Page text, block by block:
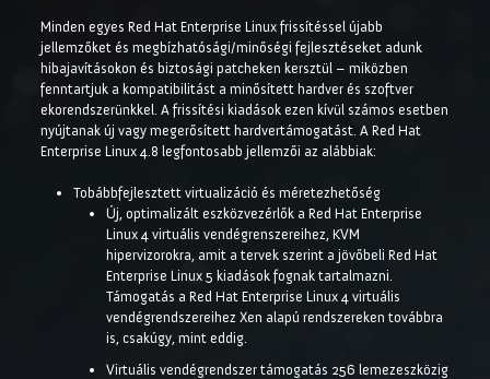
Minden egyes Red Hat Enterprise Linux frissítéssel újabb
jellemzőket és megbízhatósági/minőségi fejlesztéseket adunk
hibajavításokon és biztosági patcheken kersztül – miközben
fenntartjuk a kompatibilitást a minősített hardver és szoftver
ekorendszerünkkel. A frissítési kiadások ezen kívül számos esetben
nyújtanak új vagy megerősített hardvertámogatást. A Red Hat
Enterprise Linux 4.8 legfontosabb jellemzői az alábbiak:
Tobábbfejlesztett virtualizáció és méretezhetőség
Új, optimalizált eszközvezérlők a Red Hat Enterprise
Linux 4 virtuális vendégrenszereihez, KVM
hipervizorokra, amit a tervek szerint a jövőbeli Red Hat
Enterprise Linux 5 kiadások fognak tartalmazni.
Támogatás a Red Hat Enterprise Linux 4 virtuális
vendégrendszereihez Xen alapú rendszereken továbbra
is, csakúgy, mint eddig.
Virtuális vendégrendszer támogatás 256 lemezeszközig